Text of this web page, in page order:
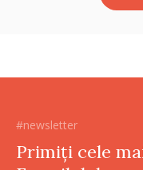
#newsletter
Primiți cele